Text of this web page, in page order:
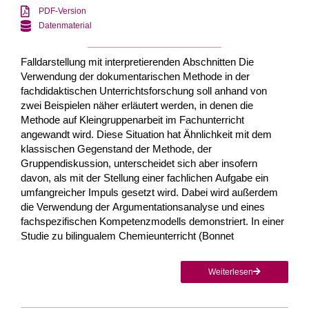
PDF-Version
Datenmaterial
Falldarstellung mit interpretierenden Abschnitten Die
Verwendung der dokumentarischen Methode in der
fachdidaktischen Unterrichtsforschung soll anhand von
zwei Beispielen näher erläutert werden, in denen die
Methode auf Kleingruppenarbeit im Fachunterricht
angewandt wird. Diese Situation hat Ähnlichkeit mit dem
klassischen Gegenstand der Methode, der
Gruppendiskussion, unterscheidet sich aber insofern
davon, als mit der Stellung einer fachlichen Aufgabe ein
umfangreicher Impuls gesetzt wird. Dabei wird außerdem
die Verwendung der Argumentationsanalyse und eines
fachspezifischen Kompetenzmodells demonstriert. In einer
Studie zu bilingualem Chemieunterricht (Bonnet
Weiterlesen